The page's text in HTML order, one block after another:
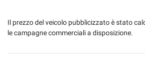
Il prezzo del veicolo pubblicizzato è stato
le campagne commerciali a disposizione.